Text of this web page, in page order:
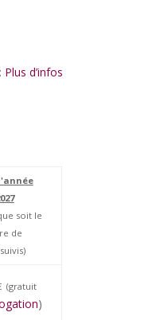
Plus d’infos
soit le
de
(gratuit
)